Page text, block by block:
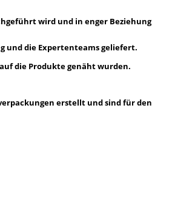
wird und in enger Beziehung
und die Expertenteams geliefert.
die Produkte genäht wurden.
erstellt und sind für den